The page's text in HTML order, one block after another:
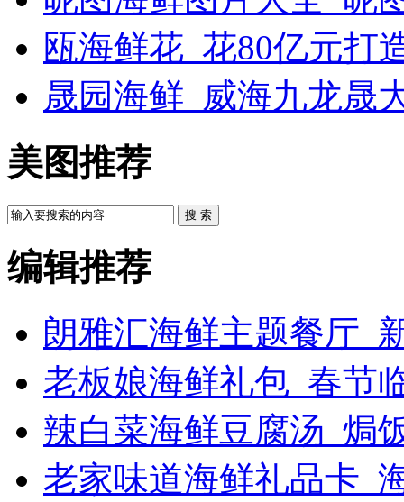
瓯海鲜花_花80亿元打
晟园海鲜_威海九龙晟
美图推荐
搜 索
编辑推荐
朗雅汇海鲜主题餐厅_
老板娘海鲜礼包_春节
辣白菜海鲜豆腐汤_焗
老家味道海鲜礼品卡_